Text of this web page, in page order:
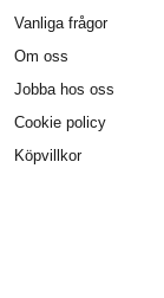
Vanliga frågor
Om oss
Jobba hos oss
Cookie policy
Köpvillkor